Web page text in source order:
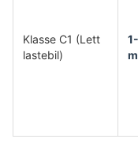
Klasse C1 (Lett
lastebil)